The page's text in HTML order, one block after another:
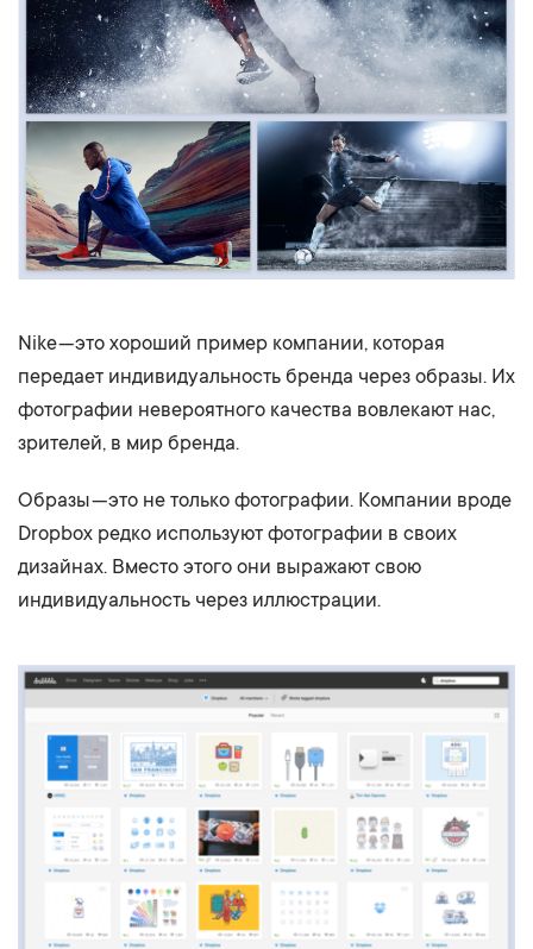
Nike — это хороший пример компании, которая
передает индивидуальность бренда через образы. Их
фотографии невероятного качества вовлекают нас,
зрителей, в мир бренда.
Образы — это не только фотографии. Компании вроде
Dropbox редко используют фотографии в своих
дизайнах. Вместо этого они выражают свою
индивидуальность через иллюстрации.